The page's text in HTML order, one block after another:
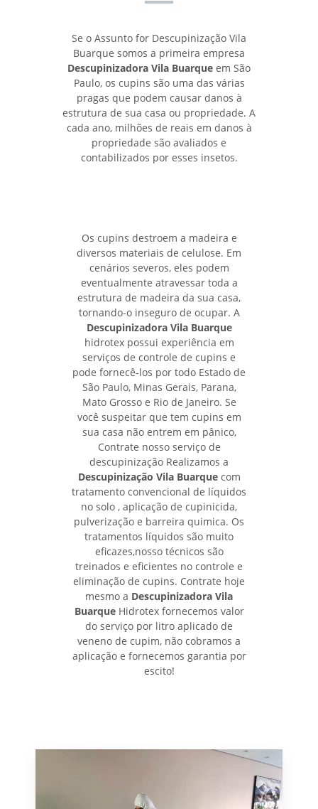
Se o Assunto for Descupinização Vila
Buarque somos a primeira empresa
Descupinizadora Vila Buarque em São
Paulo, os cupins são uma das várias
pragas que podem causar danos à
estrutura de sua casa ou propriedade. A
cada ano, milhões de reais em danos à
propriedade são avaliados e
contabilizados por esses insetos.
Os cupins destroem a madeira e
diversos materiais de celulose. Em
cenários severos, eles podem
eventualmente atravessar toda a
estrutura de madeira da sua casa,
tornando-o inseguro de ocupar. A
Descupinizadora Vila Buarque
hidrotex possui experiência em
serviços de controle de cupins e
pode fornecê-los por todo Estado de
São Paulo, Minas Gerais, Parana,
Mato Grosso e Rio de Janeiro. Se
você suspeitar que tem cupins em
sua casa não entrem em pânico,
Contrate nosso serviço de
descupinização Realizamos a
Descupinização Vila Buarque com
tratamento convencional de líquidos
no solo , aplicação de cupinicida,
pulverização e barreira quimica. Os
tratamentos líquidos são muito
eficazes,nosso técnicos são
treinados e eficientes no controle e
eliminação de cupins. Contrate hoje
mesmo a Descupinizadora Vila
Buarque Hidrotex fornecemos valor
do serviço por litro aplicado de
veneno de cupim, não cobramos a
aplicação e fornecemos garantia por
escito!